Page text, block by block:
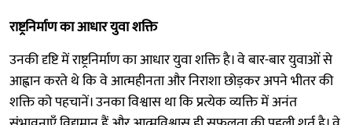
राष्ट्रनिर्माण का आधार युवा शक्ति
उनकी दृष्टि में राष्ट्रनिर्माण का आधार युवा शक्ति है। वे बार-बार युवाओं से
आह्वान करते थे कि वे आत्महीनता और निराशा छोड़कर अपने भीतर की
शक्ति को पहचानें। उनका विश्वास था कि प्रत्येक व्यक्ति में अनंत